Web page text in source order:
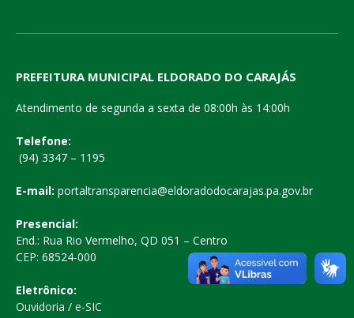
PREFEITURA MUNICIPAL ELDORADO DO CARAJÁS
Atendimento de segunda a sexta de 08:00h às 14:00h
Telefone:
(94) 3347 – 1195
E-mail: portaltransparencia@eldoradodocarajas.pa.gov.br
Presencial:
End.: Rua Rio Vermelho, QD 051 – Centro
CEP: 68524-000
Eletrônico:
Ouvidoria / e-SIC